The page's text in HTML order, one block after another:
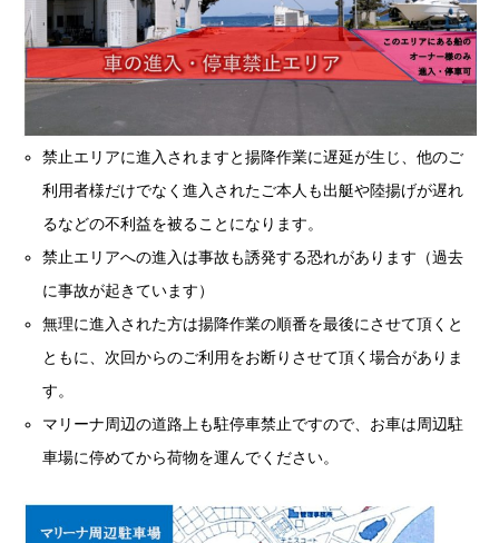
禁止エリアに進入されますと揚降作業に遅延が生じ、他のご
利用者様だけでなく進入されたご本人も出艇や陸揚げが遅れ
るなどの不利益を被ることになります。
禁止エリアへの進入は事故も誘発する恐れがあります（過去
に事故が起きています）
無理に進入された方は揚降作業の順番を最後にさせて頂くと
ともに、次回からのご利用をお断りさせて頂く場合がありま
す。
マリーナ周辺の道路上も駐停車禁止ですので、お車は周辺駐
車場に停めてから荷物を運んでください。